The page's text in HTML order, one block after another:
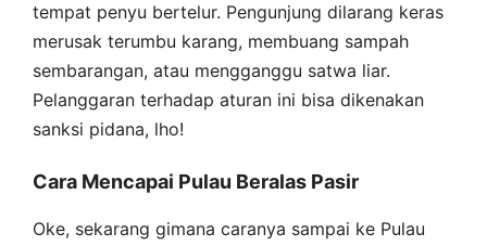
tempat penyu bertelur. Pengunjung dilarang keras
merusak terumbu karang, membuang sampah
sembarangan, atau mengganggu satwa liar.
Pelanggaran terhadap aturan ini bisa dikenakan
sanksi pidana, lho!
Cara Mencapai Pulau Beralas Pasir
Oke, sekarang gimana caranya sampai ke Pulau